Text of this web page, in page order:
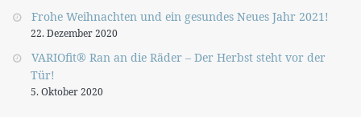
Frohe Weihnachten und ein gesundes Neues Jahr 2021!
22. Dezember 2020
VARIOfit® Ran an die Räder – Der Herbst steht vor der
Tür!
5. Oktober 2020